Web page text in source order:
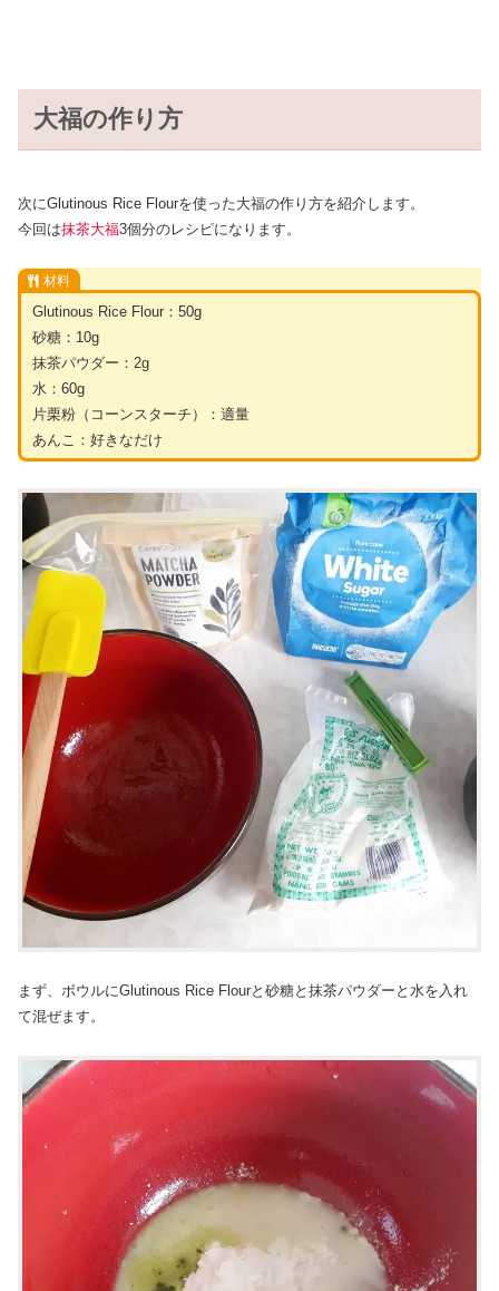
大福の作り方
次にGlutinous Rice Flourを使った大福の作り方を紹介します。
今回は抹茶大福3個分のレシピになります。
材料
Glutinous Rice Flour：50g
砂糖：10g
抹茶パウダー：2g
水：60g
片栗粉（コーンスターチ）：適量
あんこ：好きなだけ
まず、ボウルにGlutinous Rice Flourと砂糖と抹茶パウダーと水を入れ
て混ぜます。